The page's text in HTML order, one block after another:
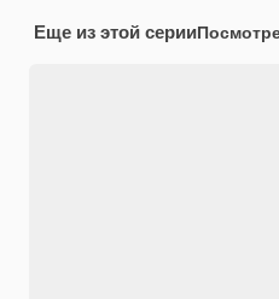
Еще из этой серии